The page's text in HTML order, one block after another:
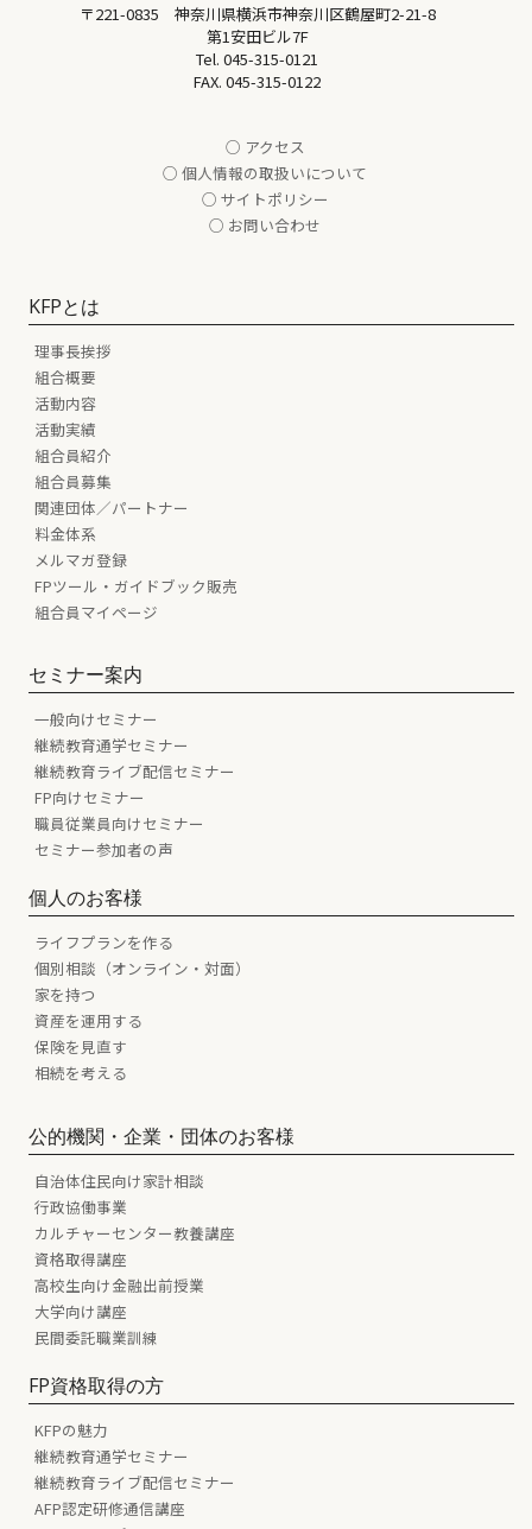
〒221-0835 神奈川県横浜市神奈川区鶴屋町2-21-8
第1安田ビル7F
Tel. 045-315-0121
FAX. 045-315-0122
○ アクセス
○ 個人情報の取扱いについて
○ サイトポリシー
○ お問い合わせ
KFPとは
理事長挨拶
組合概要
活動内容
活動実績
組合員紹介
組合員募集
関連団体／パートナー
料金体系
メルマガ登録
FPツール・ガイドブック販売
組合員マイページ
セミナー案内
一般向けセミナー
継続教育通学セミナー
継続教育ライブ配信セミナー
FP向けセミナー
職員従業員向けセミナー
セミナー参加者の声
個人のお客様
ライフプランを作る
個別相談（オンライン・対面）
家を持つ
資産を運用する
保険を見直す
相続を考える
公的機関・企業・団体のお客様
自治体住民向け家計相談
行政協働事業
カルチャーセンター教養講座
資格取得講座
高校生向け金融出前授業
大学向け講座
民間委託職業訓練
FP資格取得の方
KFPの魅力
継続教育通学セミナー
継続教育ライブ配信セミナー
AFP認定研修通信講座